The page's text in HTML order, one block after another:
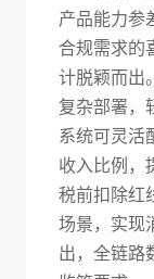
产品能力参
合规需求的
计脱颖而出
复杂部署，
系统可灵活
收入比例，
税前扣除红
场景，实现
出，全链路